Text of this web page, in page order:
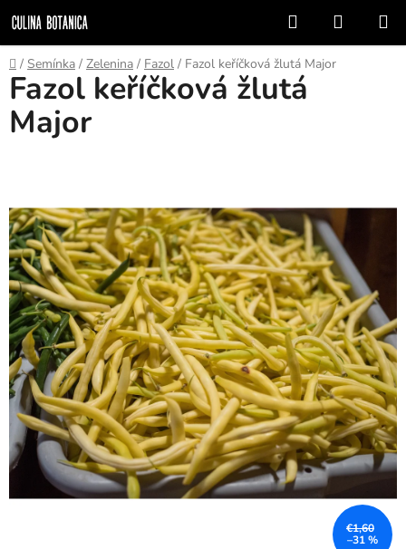
na
obsah
Hľadať
KOŠÍK
Domov
/ Semínka / Zelenina / Fazol / Fazol keříčková žlutá Major
Fazol keříčková žlutá
Major
€1,60
–31 %